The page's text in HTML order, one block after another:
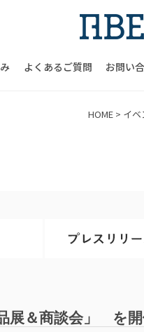
よくあるご質問 お問い
HOME > イベ
＆商談会」 を開